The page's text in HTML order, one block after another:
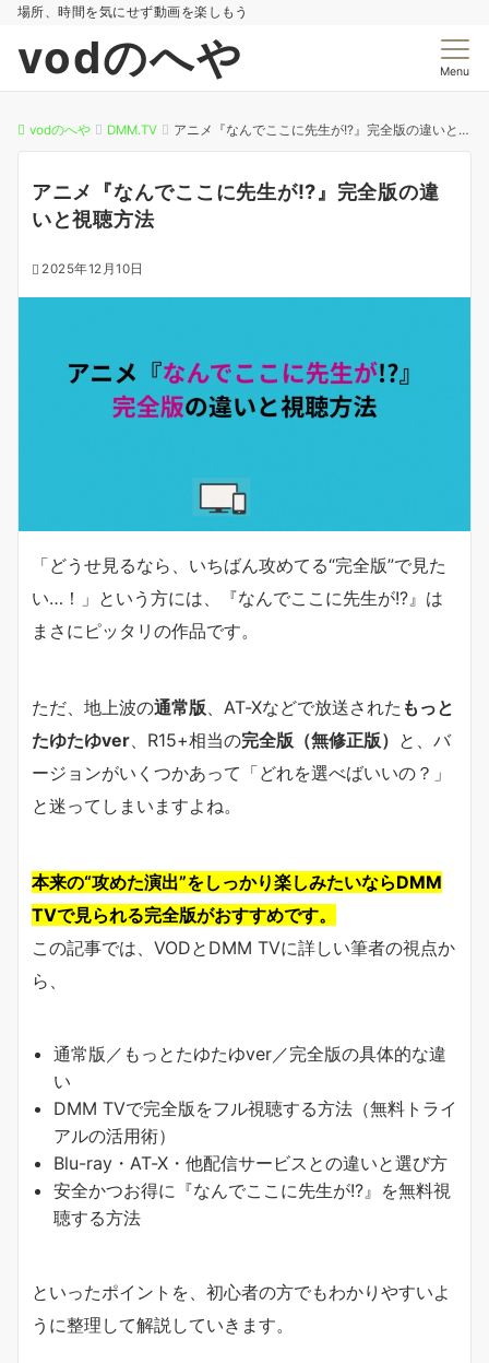
場所、時間を気にせず動画を楽しもう
vodのへや Menu
vodのへや DMM.TV アニメ『なんでここに先生が!?』完全版の違いと視聴方法
アニメ『なんでここに先生が!?』完全版の違
いと視聴方法
2025年12月10日
「どうせ見るなら、いちばん攻めてる“完全版”で見た
い…！」という方には、『なんでここに先生が!?』は
まさにピッタリの作品です。
ただ、地上波の通常版 、AT-Xなどで放送された もっと
たゆたゆver 、R15+相当の完全版（無修正版） と、バ
ージョンがいくつかあって「どれを選べばいいの？」
と迷ってしまいますよね。
本来の“攻めた演出”をしっかり楽しみたいならDMM
TVで見られる完全版がおすすめです。
この記事では、VODとDMM TVに詳しい筆者の視点か
ら、
通常版／もっとたゆたゆver／完全版の具体的な違
い
DMM TVで完全版をフル視聴する方法（無料トライ
アルの活用術）
Blu-ray・AT-X・他配信サービスとの違いと選び方
安全かつお得に『なんでここに先生が!?』を無料視
聴する方法
といったポイントを、初心者の方でもわかりやすいよ
うに整理して解説していきます。